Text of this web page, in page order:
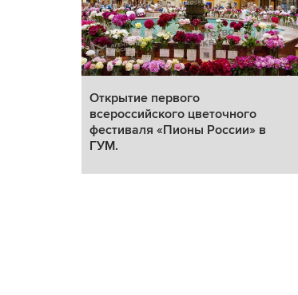
Открытие первого
всероссийского цветочного
фестиваля «Пионы России» в
ГУМ.